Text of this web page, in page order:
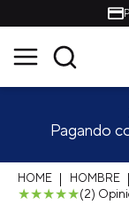
HOMBRE
★★★★★(2)